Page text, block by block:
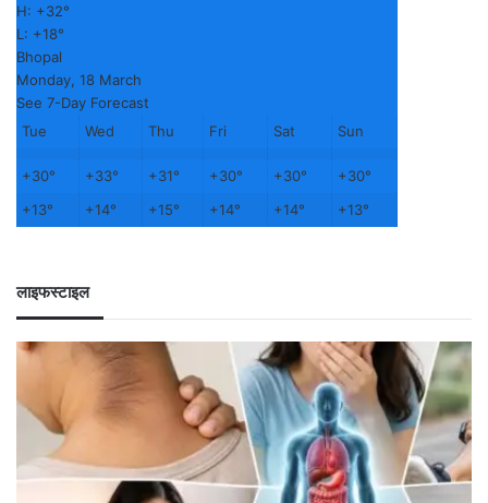
H: +32°
L: +18°
Bhopal
Monday, 18 March
See 7-Day Forecast
Tue
Wed Thu Fri Sat Sun
+30° +33° +31° +30° +30° +30°
+13° +14° +15° +14° +14° +13°
लाइफस्टाइल